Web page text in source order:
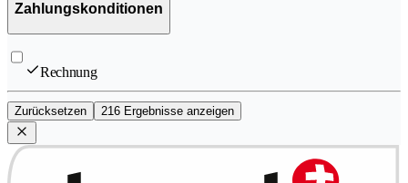
Zahlungskonditionen
Rechnung
Zurücksetzen 216 Ergebnisse anzeigen